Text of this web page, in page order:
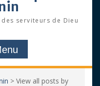
serviteurs de Dieu
> View all posts by